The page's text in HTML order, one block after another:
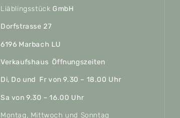
Liäblingsstück GmbH
Dorfstrasse 27
6196 Marbach LU
Verkaufshaus Öffnungszeiten
Di, Do und Fr von 9.30 – 18.00 Uhr
Sa von 9.30 – 16.00 Uhr
Montag, Mittwoch und Sonntag